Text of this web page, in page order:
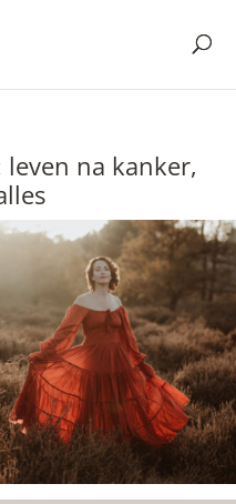
leven na kanker,